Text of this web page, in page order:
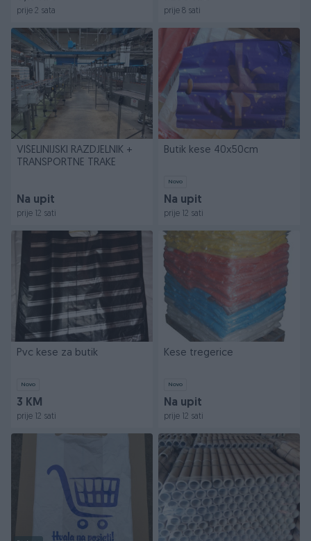
prije 2 sata prije 8 sati
VIŠELINIJSKI RAZDJELNIK +
TRANSPORTNE TRAKE
Na upit
prije 12 sati
Butik kese 40x50cm
Novo
Na upit
prije 12 sati
Pvc kese za butik
Novo
3 KM
prije 12 sati
Kese tregerice
Novo
Na upit
prije 12 sati